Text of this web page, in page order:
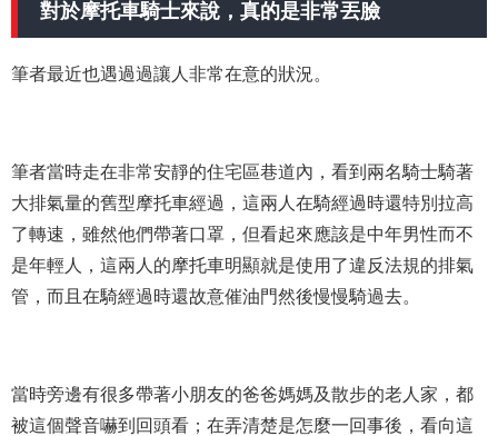
對於摩托車騎士來說，真的是非常丟臉
筆者最近也遇過過讓人非常在意的狀況。
筆者當時走在非常安靜的住宅區巷道內，看到兩名騎士騎著
大排氣量的舊型摩托車經過，這兩人在騎經過時還特別拉高
了轉速，雖然他們帶著口罩，但看起來應該是中年男性而不
是年輕人，這兩人的摩托車明顯就是使用了違反法規的排氣
管，而且在騎經過時還故意催油門然後慢慢騎過去。
當時旁邊有很多帶著小朋友的爸爸媽媽及散步的老人家，都
被這個聲音嚇到回頭看；在弄清楚是怎麼一回事後，看向這